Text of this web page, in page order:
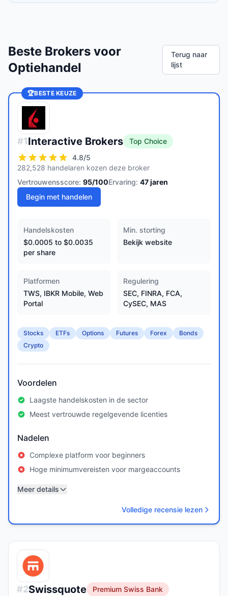
Beste Brokers voor
Optiehandel
Terug naar
lijst
🏆BESTE KEUZE
#1Interactive Brokers
Top Choice
4.8/5
282,528 handelaren kozen deze broker
Vertrouwensscore: 95/100Ervaring: 47jaren
Begin met handelen
Handelskosten
$0.0005 to $0.0035
per share
Min. storting
Bekijk website
Platformen
TWS, IBKR Mobile, Web
Portal
Regulering
SEC, FINRA, FCA,
CySEC, MAS
Stocks ETFs Options Futures Forex
Bonds
Crypto
Voordelen
Laagste handelskosten in de sector
Meest vertrouwde regelgevende licenties
Nadelen
Complexe platform voor beginners
Hoge minimumvereisten voor margeaccounts
Meer details
Volledige recensie lezen
#2Swissquote
Premium Swiss Bank